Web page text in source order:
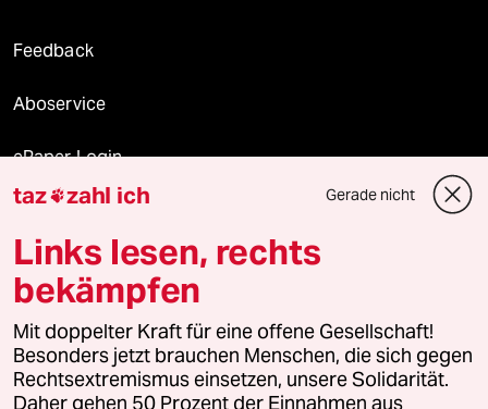
Feedback
Aboservice
ePaper Login
Downloads für Abonnierende
© 2026 taz Verlags und Vertriebs GmbH
Alle Rechte vorbehalten. Bei rechtlichen Fragen oder für Genehmigungen
wenden Sie sich bitte an
lizenzen@taz.de
taz zahl ich Gerade nicht
Links lesen, rechts
bekämpfen
Mit doppelter Kraft für eine offene Gesellschaft!
Besonders jetzt brauchen Menschen, die sich gegen
Rechtsextremismus einsetzen, unsere Solidarität.
Daher gehen 50 Prozent der Einnahmen aus